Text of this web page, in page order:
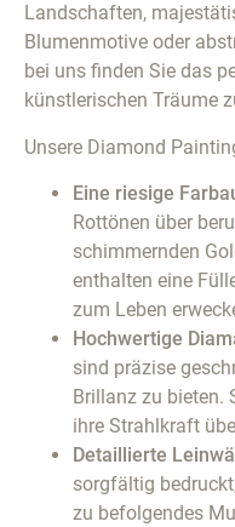
Landschaften,
Blumenmotive oder
bei uns finden Sie das
künstlerischen Träume
Unsere Diamond
Eine riesige
Rottönen über
schimmernden
enthalten eine
zum Leben
Hochwertige
sind präzise
Brillanz zu bieten.
ihre Strahlkraft
Detaillierte
sorgfältig
zu befolgendes